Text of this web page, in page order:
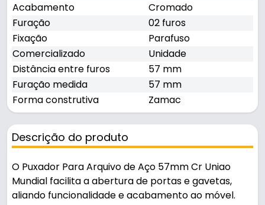
Acabamento
Cromado
Furação
02 furos
Fixação
Parafuso
Comercializado
Unidade
Distância entre furos
57 mm
Furação medida
57 mm
Forma construtiva
Zamac
Descrição do produto
O Puxador Para Arquivo de Aço 57mm Cr Uniao
Mundial facilita a abertura de portas e gavetas,
aliando funcionalidade e acabamento ao móvel.